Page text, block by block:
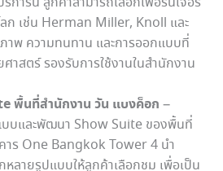
ลก เช่น Herman Miller, Knoll และ
าพ ความทนทาน และการออกแบบที่
าสตร์ รองรับการใช้งานในสำนักงาน
พื้นที่สำนักงาน วัน แบงค็อก –
บบและพัฒนา Show Suite ของพื้นที่
าร One Bangkok Tower 4 นำ
ลายรูปแบบให้ลูกค้าเลือกชม เพื่อเป็น